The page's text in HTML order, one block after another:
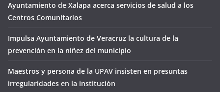
Ayuntamiento de Xalapa acerca servicios de salud a los
Centros Comunitarios
Impulsa Ayuntamiento de Veracruz la cultura de la
prevención en la niñez del municipio
Maestros y persona de la UPAV insisten en presuntas
irregularidades en la institución